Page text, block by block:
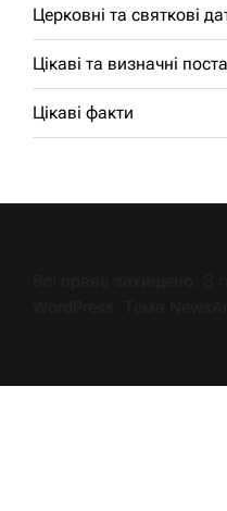
Церковні та святкові
Цікаві та визначні
Цікаві факти